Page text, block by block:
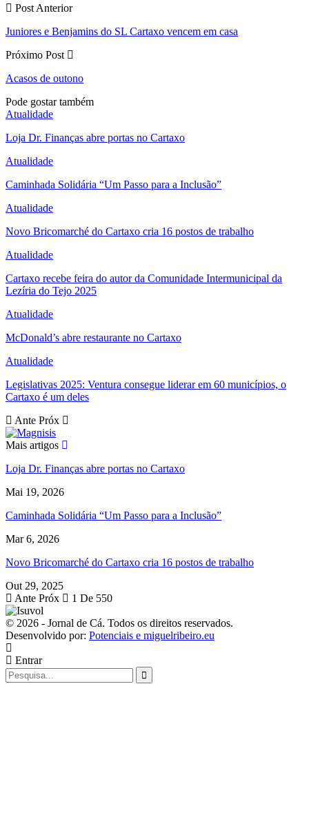
Post Anterior
Juniores e Benjamins do SL Cartaxo vencem em casa
Próximo Post
Acasos de outono
Pode gostar também
Atualidade
Loja Dr. Finanças abre portas no Cartaxo
Atualidade
Caminhada Solidária “Um Passo para a Inclusão”
Atualidade
Novo Bricomarché do Cartaxo cria 16 postos de trabalho
Atualidade
Cartaxo recebe feira do autor da Comunidade Intermunicipal da
Lezíria do Tejo 2025
Atualidade
McDonald’s abre restaurante no Cartaxo
Atualidade
Legislativas 2025: Ventura consegue liderar em 60 municípios, o
Cartaxo é um deles
Ante Próx
Mais artigos
Loja Dr. Finanças abre portas no Cartaxo
Mai 19, 2026
Caminhada Solidária “Um Passo para a Inclusão”
Mar 6, 2026
Novo Bricomarché do Cartaxo cria 16 postos de trabalho
Out 29, 2025
Ante Próx 1 De 550
© 2026 - Jornal de Cá. Todos os direitos reservados.
Desenvolvido por: Potenciais e miguelribeiro.eu
Entrar